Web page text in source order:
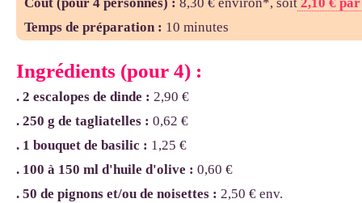
Temps de préparation : 10 minutes
Ingrédients (pour 4) :
. 2 escalopes de dinde : 2,90 €
. 250 g de tagliatelles : 0,62 €
. 1 bouquet de basilic : 1,25 €
. 100 à 150 ml d'huile d'olive : 0,60 €
. 50 de pignons et/ou de noisettes : 2,50 € env.